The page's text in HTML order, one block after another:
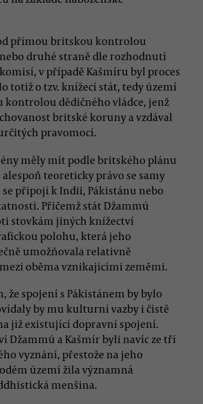
přímou britskou kontrolou
druhé straně dle rozhodnutí
v případě Kašmíru byl proces
totiž o tzv. knížecí stát, tedy území
kontrolou dědičného vládce, jenž
britské koruny a vzdával
pravomocí.
měly mít podle britského plánu
teoreticky právo se samy
připojí k Indii, Pákistánu nebo
Přičemž stát Džammú
stovkám jiných knížectví
polohu, která jeho
umožňovala relativně
oběma vznikajícími zeměmi.
že spojení s Pákistánem by bylo
by mu kulturní vazby i čistě
již existující dopravní spojení.
Džammú a Kašmír byli navíc ze tří
vyznání, přestože na jeho
území žila významná
menšina.